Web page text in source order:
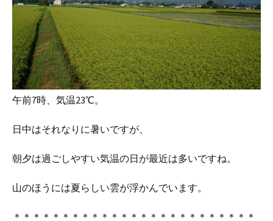
午前7時、気温23℃。
日中はそれなりに暑いですが、
朝夕は過ごしやすい気温の日が最近は多いですね。
山のほうには夏らしい雲が浮かんでいます。
＊＊＊＊＊＊＊＊＊＊＊＊＊＊＊＊＊＊＊＊＊＊＊＊＊